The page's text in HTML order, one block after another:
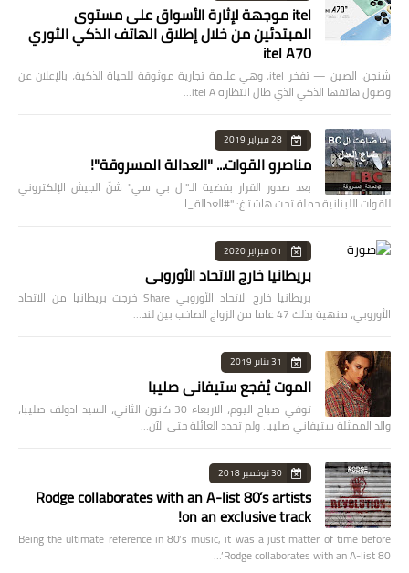
itel موجهة لإثارة الأسواق على مستوى
المبتدئين من خلال إطلاق الهاتف الذكي الثوري
itel A70
شنجن، الصين — تفخر itel، وهي علامة تجارية موثوقة للحياة الذكية، بالإعلان عن
وصول هاتفها الذكي الذي طال انتظاره itel A…
28 فبراير 2019
مناصرو القوات... "العدالة المسروقة"!
بعد صدور القرار بقضية الـ"ال بي سي" شنّ الجيش الإلكتروني
للقوات اللبنانية حملة تحت هاشتاغ: "#العدالة_ا…
01 فبراير 2020
بريطانيا خارج الاتحاد الأوروبي
بريطانيا خارج الاتحاد الأوروبي Share خرجت بريطانيا من الاتحاد
الأوروبي، منهية بذلك 47 عاما من الزواج الصاخب بين لند…
31 يناير 2019
الموت يُفجع ستيفاني صليبا
توفي صباح اليوم، الاربعاء 30 كانون الثاني، السيد ادولف صليبا،
والد الممثلة ستيفاني صليبا. ولم تحدد العائلة حتى الآن…
30 نوفمبر 2018
Rodge collaborates with an A-list 80’s artists
on an exclusive track!
Being the ultimate reference in 80’s music, it was a just matter of time before
Rodge collaborates with an A-list 80’…